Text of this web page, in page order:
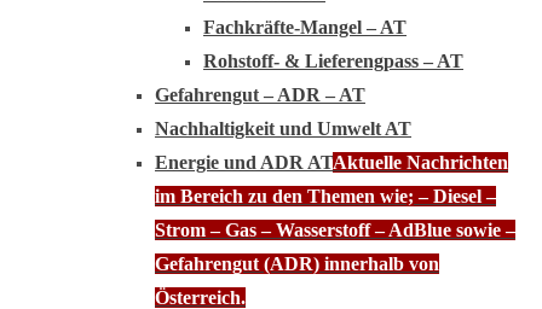
Fachkräfte-Mangel – AT
Rohstoff- & Lieferengpass – AT
Gefahrengut – ADR – AT
Nachhaltigkeit und Umwelt AT
Energie und ADR ATAktuelle Nachrichten
im Bereich zu den Themen wie; – Diesel –
Strom – Gas – Wasserstoff – AdBlue sowie –
Gefahrengut (ADR) innerhalb von
Österreich.